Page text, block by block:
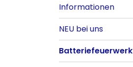
Alle anzeigen
Alle anzeigen
Informationen
NEU bei uns
Alle anzeigen
Batteriefeuerwerk